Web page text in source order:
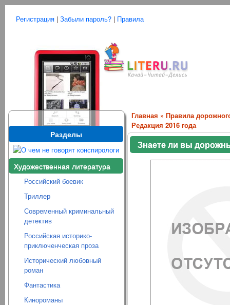
Регистрация | Забыли пароль? | Правила
Разделы
Художественная литература
Российский боевик
Триллер
Современный криминальный
детектив
Российская историко-
приключенческая проза
Исторический любовный
роман
Фантастика
Кинороманы
Главная » Правила
Редакция 2016 года
Знаете ли вы